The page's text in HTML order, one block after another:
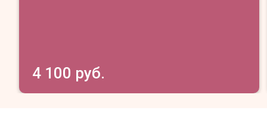
4 100 руб.